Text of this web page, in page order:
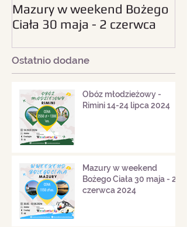
Mazury w weekend Bożego
Ciała 30 maja - 2 czerwca
Ostatnio dodane
Obóz młodzieżowy -
Rimini 14-24 lipca 2024
Mazury w weekend
Bożego Ciała 30 maja - 2
czerwca 2024